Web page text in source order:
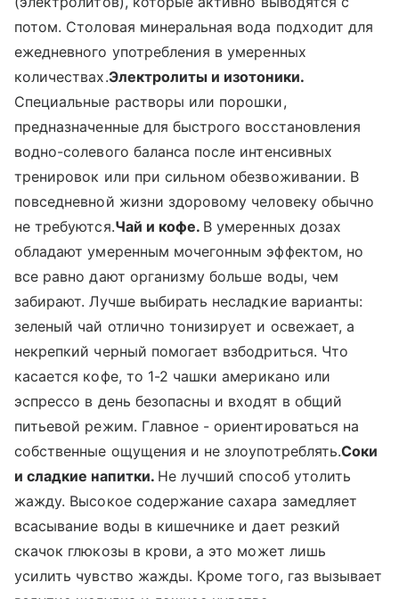
потом. Столовая минеральная вода подходит для
ежедневного употребления в умеренных
количествах.Электролиты и изотоники.
Специальные растворы или порошки,
предназначенные для быстрого восстановления
водно-солевого баланса после интенсивных
тренировок или при сильном обезвоживании. В
повседневной жизни здоровому человеку обычно
не требуются.Чай и кофе. В умеренных дозах
обладают умеренным мочегонным эффектом, но
все равно дают организму больше воды, чем
забирают. Лучше выбирать несладкие варианты:
зеленый чай отлично тонизирует и освежает, а
некрепкий черный помогает взбодриться. Что
касается кофе, то 1-2 чашки американо или
эспрессо в день безопасны и входят в общий
питьевой режим. Главное - ориентироваться на
собственные ощущения и не злоупотреблять.Соки
и сладкие напитки. Не лучший способ утолить
жажду. Высокое содержание сахара замедляет
всасывание воды в кишечнике и дает резкий
скачок глюкозы в крови, а это может лишь
усилить чувство жажды. Кроме того, газ вызывает